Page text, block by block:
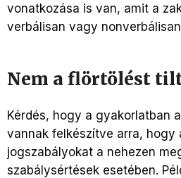
vonatkozása is van, amit a
verbálisan vagy
Nem a flörtölést
Kérdés, hogy a gyakorlatban
vannak felkészítve arra, hogy
jogszabályokat a nehezen
szabálysértések esetében.